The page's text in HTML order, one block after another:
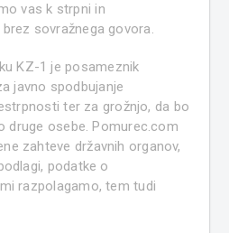
vas k strpni in
sovražnega govora.
KZ-1 je posameznik
javno spodbujanje
ter za grožnjo, da bo
druge osebe. Pomurec.com
zahteve državnih organov,
podatke o
razpolagamo, tem tudi